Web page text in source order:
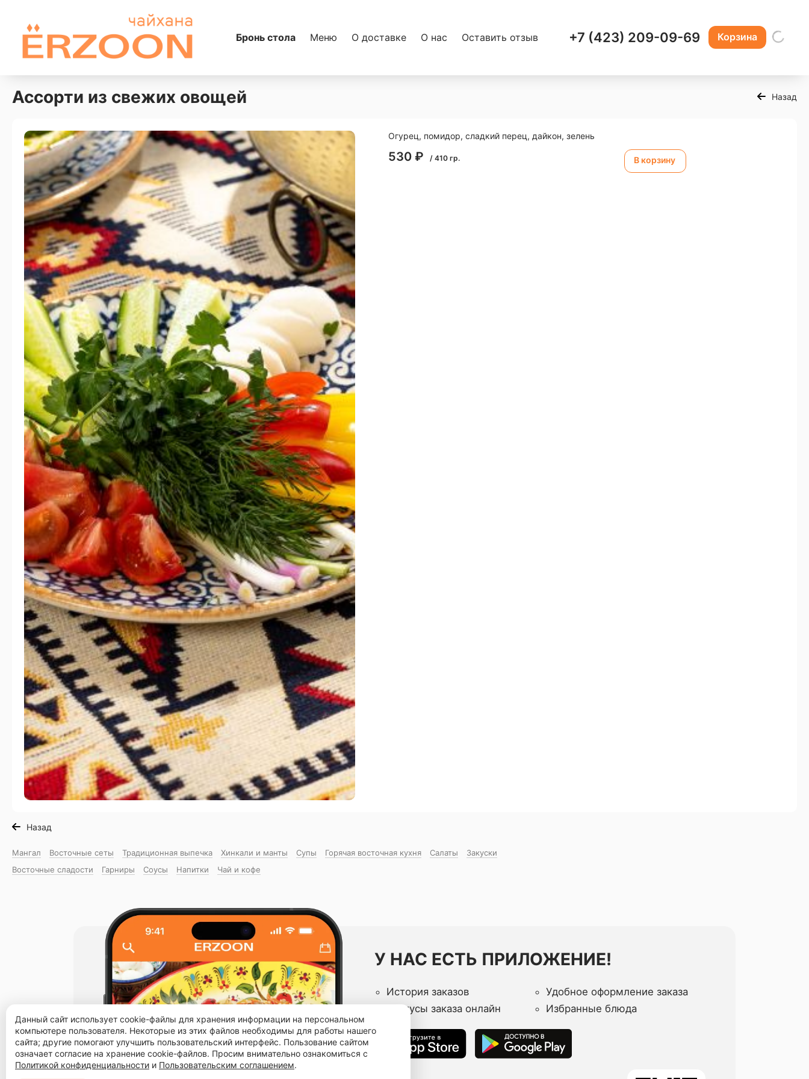
Бронь стола Меню О доставке О нас Оставить отзыв +7 (423) 209-09-69 Корзина
Ассорти из свежих овощей Назад
Огурец, помидор, сладкий перец, дайкон, зелень
530 ₽ / 410 гр. В корзину
Назад
Мангал Восточные сеты Традиционная выпечка Хинкали и манты Супы Горячая восточная куxня Салаты
Закуски
Восточные сладости
Гарниры Соусы Напитки Чай и кофе
У НАС ЕСТЬ ПРИЛОЖЕНИЕ!
История заказов
Удобное оформление заказа
Статусы заказа онлайн
Избранные блюда
Данный сайт использует cookie-файлы для хранения информации на персональном
компьютере пользователя. Некоторые из этих файлов необходимы для работы нашего
сайта; другие помогают улучшить пользовательский интерфейс. Пользование сайтом
означает согласие на хранение cookie-файлов. Просим внимательно ознакомиться с
Политикой конфиденциальности и Пользовательским соглашением.